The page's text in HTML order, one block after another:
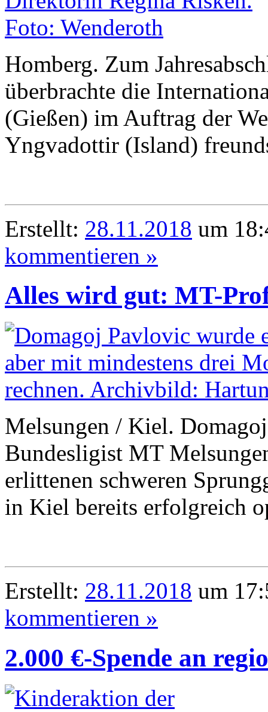
Homberg. Zum
überbrachte die
(Gießen) im Auftrag der
Yngvadottir (Island)
Erstellt: 28.11.2018 um
kommentieren »
Alles wird gut: MT-
Melsungen / Kiel.
Bundesligist MT
erlittenen schweren
in Kiel bereits erfolgreich
Erstellt: 28.11.2018 um
kommentieren »
2.000 €-Spende an